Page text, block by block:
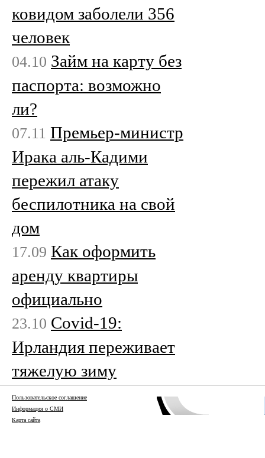
ковидом заболели 356
человек
04.10 Займ на карту без
паспорта: возможно
ли?
07.11 Премьер-министр
Ирака аль-Кадими
пережил атаку
беспилотника на свой
дом
17.09 Как оформить
аренду квартиры
официально
23.10 Covid-19:
Ирландия переживает
тяжелую зиму
Пользовательское соглашение
Информация о СМИ
Карта сайта